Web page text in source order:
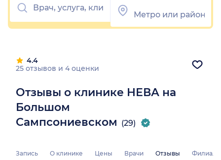
Отзывы о клинике НЕВА на
Большом
Сампсониевском (29)
4.4
25 отзывов и 4 оценки
Запись О клинике Цены Врачи Отзывы Филиалы